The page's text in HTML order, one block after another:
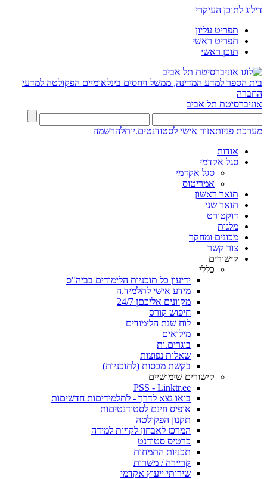
דילוג לתוכן העיקרי
תפריט עליון
תפריט ראשי
תוכן ראשי
בית הספר למדע המדינה, ממשל ויחסים בינלאומיים הפקולטה למדעי
החברה
אוניברסיטת תל אביב
מערכת פניותאזור אישי לסטודנטים.יותלהרשמה
אודות
סגל אקדמי
סגל אקדמי
אמריטוס
תואר ראשון
תואר שני
דוקטורט
מלגות
מכונים ומחקר
צור קשר
קישורים
כללי
ידיעון כל תוכניות הלימודים בביה"ס
מידע אישי לתלמיד.ה
מקוונים אליכםן 24/7
חיפוש קורס
לוח שנת הלימודים
מילואים
בוגרים.ות
שאלות נפוצות
בקשת מכסות (לתוכניות)
קישורים שימושיים
PSS - Linktr.ee
בואו נצא לדרך - לתלמידיםות חדשיםות
אופיס חינם לסטודנטיםות
תקנון הפקולטה
המרכז לאבחון לקויות למידה
כרטיס סטודנט
תכניות התמחות
קריירה / משרות
שירותי ייעוץ אקדמי